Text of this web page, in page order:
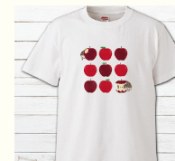
ー 絵師 オリジナル デ
ザイン グッズ プリント白
Tシャツ PBブランド 半
袖 デザイン コラボ H-
7